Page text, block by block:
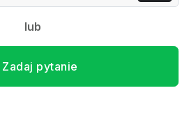
lub
Zadaj pytanie